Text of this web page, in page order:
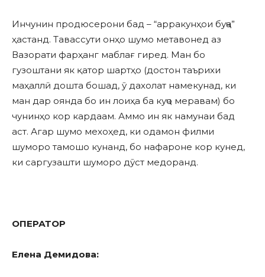
Инчунин продюсерони бад – “арракунҳои буҷа”
ҳастанд. Тавассути онҳо шумо метавонед аз
Вазорати фарҳанг маблағ гиред. Ман бо
гузоштани як қатор шартҳо (достон таърихи
маҳаллӣ дошта бошад, ӯ дахолат намекунад, ки
ман дар оянда бо ин лоиҳа ба куҷо меравам) бо
чунинҳо кор кардаам. Аммо ин як намунаи бад
аст. Агар шумо мехоҳед, ки одамон филми
шуморо тамошо кунанд, бо нафароне кор кунед,
ки саргузашти шуморо дӯст медоранд.
ОПЕРАТОР
Елена Демидова: